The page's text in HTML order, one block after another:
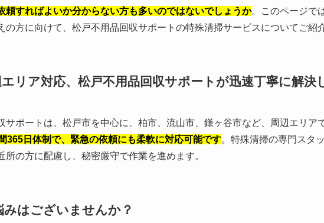
頼すればよいか分からない方も多いのではないでしょうか。このページで
の方に向けて、松戸不用品回収サポートの特殊清掃サービスについてご紹
リア対応、松戸不用品回収サポートが迅速丁寧に解決
サポートは、松戸市を中心に、柏市、流山市、鎌ヶ谷市など、周辺エリア
365日体制で、緊急の依頼にも柔軟に対応可能です。特殊清掃の専門スタ
所の方に配慮し、秘密厳守で作業を進めます。
みはございませんか？